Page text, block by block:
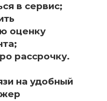
в сервис;
оценку
рассрочку.
на удобный